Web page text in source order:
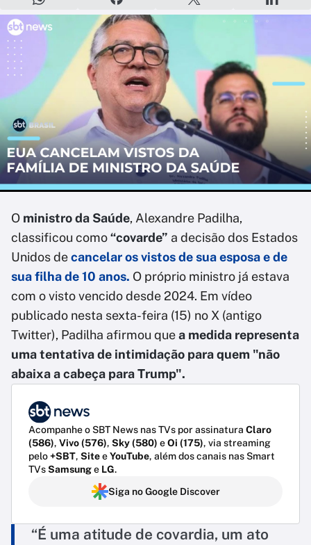
O ministro da Saúde, Alexandre Padilha,
classificou como“covarde” a decisão dos Estados
Unidos decancelar os vistos de sua esposa e de
sua filha de 10 anos. O próprio ministro já estava
com o visto vencido desde 2024. Em vídeo
publicado nesta sexta-feira (15) no X (antigo
Twitter), Padilha afirmou quea medida representa
uma tentativa de intimidação para quem "não
abaixa a cabeça para Trump".
Acompanhe o SBT News nas TVs por assinatura Claro
(586), Vivo (576), Sky (580) eOi (175), via streaming
pelo+SBT, SiteeYouTube, além dos canais nas Smart
TVsSamsunge LG.
Siga no Google Discover
“É uma atitude de covardia, um ato